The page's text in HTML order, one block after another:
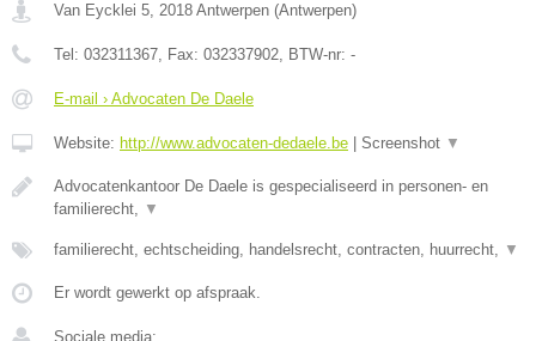
Van Eycklei 5, 2018 Antwerpen (Antwerpen)
Tel: 032311367, Fax: 032337902, BTW-nr: -
E-mail › Advocaten De Daele
Website: http://www.advocaten-dedaele.be Screenshot ▼
Advocatenkantoor De Daele is gespecialiseerd in personen- en
familierecht, ▼
familierecht, echtscheiding, handelsrecht, contracten, huurrecht, ▼
Er wordt gewerkt op afspraak.
Sociale media: